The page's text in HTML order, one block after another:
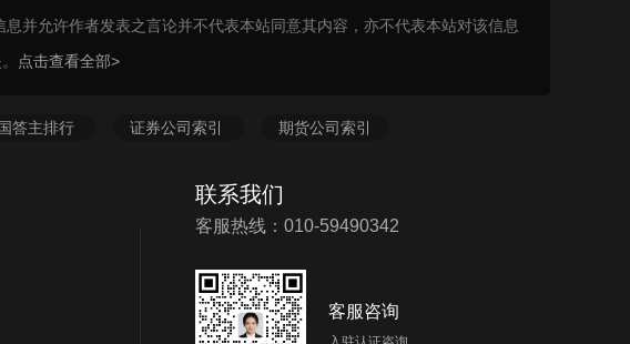
并允许作者发表之言论并不代表本站同意其内容，亦不代表本站对该信息
点击查看全部>
答主排行 证券公司索引 期货公司索引
联系我们
客服热线：010-59490342
客服咨询